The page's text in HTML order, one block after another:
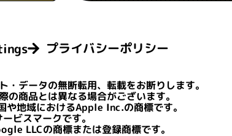
プライバシーポリシー
・データの無断転用、転載をお断りします。
の商品とは異なる場合がございます。
や地域におけるApple Inc.の商標です。
ビスマークです。
LLCの商標または登録商標です。